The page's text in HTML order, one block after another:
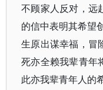
不顾家人反对，远
的信中表明其希望
生原出谋幸福，冒
死亦全赖我辈青年
此亦我辈青年人的